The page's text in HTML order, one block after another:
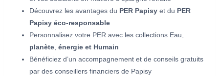
Découvrez les avantages du PER Papisy et du PER
Papisy éco-responsable
Personnalisez votre PER avec les collections Eau,
planète énergie et Humain
Bénéficiez d’un accompagnement et de conseils gratuits
par des conseillers financiers de Papisy